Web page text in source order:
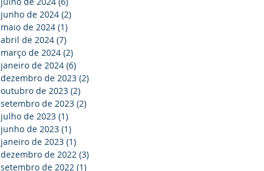
junho de 2024 (2)
maio de 2024 (1)
abril de 2024 (7)
março de 2024 (2)
janeiro de 2024 (6)
dezembro de 2023 (2)
outubro de 2023 (2)
setembro de 2023 (2)
julho de 2023 (1)
junho de 2023 (1)
janeiro de 2023 (1)
dezembro de 2022 (3)
setembro de 2022 (1)